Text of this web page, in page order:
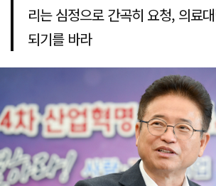
리는 심정으로 간곡히 요청, 의료
되기를 바라